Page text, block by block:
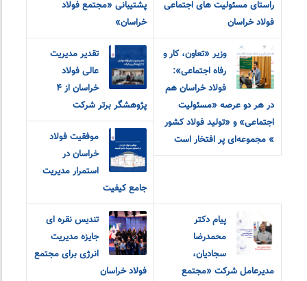
راستای مسئولیت های اجتماعی
فولاد خراسان
پشتیبانی «مجتمع فولاد
خراسان»
وزیر «تعاون، کار و
رفاه اجتماعی»:
فولاد خراسان هم
در هر دو‌ عرصه «مسئولیت
اجتماعی» و «تولید فولاد کشور
» مجموعه‌ای پر افتخار است
تقدیر مدیریت
عالی فولاد
خراسان از ۴
پژوهشگر برتر شرکت
موفقیت فولاد
خراسان در
استمرار مدیریت
جامع کیفیت
پیام دکتر
محمدرضا
سجادیان،
مدیرعامل شرکت «مجتمع
تندیس نقره ای
جایزه مدیریت
انرژی برای مجتمع
فولاد خراسان